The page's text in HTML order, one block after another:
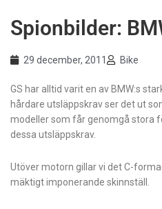
Spionbilder:
29 december, 2011 Bike
GS har alltid varit en av BMW:s
hårdare utsläppskrav ser det ut
modeller som får genomgå stora
dessa utsläppskrav.
Utöver motorn gillar vi det C-
mäktigt imponerande skinnställ.